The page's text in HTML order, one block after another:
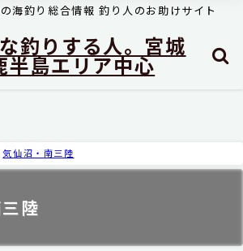
海釣り総合情報 釣り人のお助けサイト
釣りする人。宮城
半島エリア中心
気仙沼・南三陸
陸